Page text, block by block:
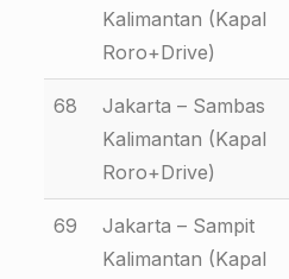
Kalimantan (Kapal
Roro+Drive)
68
Jakarta – Sambas
Kalimantan (Kapal
Roro+Drive)
69
Jakarta – Sampit
Kalimantan (Kapal